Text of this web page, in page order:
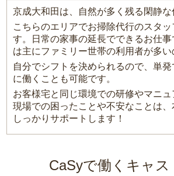
京成大和田は、自然が多く残る閑静な
こちらのエリアでお掃除代行のスタッ
す。日常の家事の延長でできるお仕事
は主にファミリー世帯の利用者が多い
自分でシフトを決められるので、単
に働くことも可能です。
お客様宅と同じ環境での研修やマニ
現場での困ったことや不安なことは
しっかりサポートします！
CaSyで働くキャス